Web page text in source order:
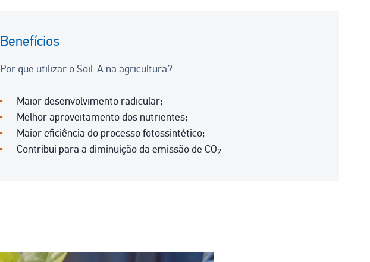
Benefícios
Por que utilizar o Soil-A na agricultura?
Maior desenvolvimento radicular;
Melhor aproveitamento dos nutrientes;
Maior eficiência do processo fotossintético;
Contribui para a diminuição da emissão de CO2